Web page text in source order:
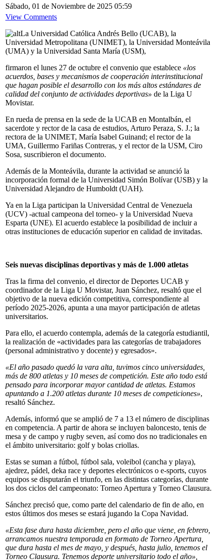
Sábado, 01 de Noviembre de 2025 05:59
View Comments
La Universidad Católica Andrés Bello (UCAB), la
Universidad Metropolitana (UNIMET), la Universidad Monteávila
(UMA) y la Universidad Santa María (USM),
firmaron el lunes 27 de octubre el convenio que establece «los
acuerdos, bases y mecanismos de cooperación interinstitucional
que hagan posible el desarrollo con los más altos estándares de
calidad del conjunto de actividades deportivas» de la Liga U
Movistar.
En rueda de prensa en la sede de la UCAB en Montalbán, el
sacerdote y rector de la casa de estudios, Arturo Peraza, S. J.; la
rectora de la UNIMET, María Isabel Guinand; el rector de la
UMA, Guillermo Fariñas Contreras, y el rector de la USM, Ciro
Sosa, suscribieron el documento.
Además de la Monteávila, durante la actividad se anunció la
incorporación formal de la Universidad Simón Bolívar (USB) y la
Universidad Alejandro de Humboldt (UAH).
Ya en la Liga participan la Universidad Central de Venezuela
(UCV) -actual campeona del torneo- y la Universidad Nueva
Esparta (UNE). El acuerdo establece la posibilidad de incluir a
otras instituciones de educación superior en calidad de invitadas.
Seis nuevas disciplinas deportivas y más de 1.000 atletas
Tras la firma del convenio, el director de Deportes UCAB y
coordinador de la Liga U Movistar, Juan Sánchez, resaltó que el
objetivo de la nueva edición competitiva, correspondiente al
período 2025-2026, apunta a una mayor participación de atletas
universitarios.
Para ello, el acuerdo contempla, además de la categoría estudiantil,
la realización de «actividades para las categorías de trabajadores
(personal administrativo y docente) y egresados».
«El año pasado quedó la vara alta, tuvimos cinco universidades,
más de 800 atletas y 10 meses de competición. Este año todo está
pensado para incorporar mayor cantidad de atletas. Estamos
apuntando a 1.200 atletas durante 10 meses de competiciones»,
resaltó Sánchez.
Además, informó que se amplió de 7 a 13 el número de disciplinas
en competencia. A partir de ahora se incluyen baloncesto, tenis de
mesa y de campo y rugby seven, así como dos no tradicionales en
el ámbito universitario: golf y bolas criollas.
Estas se suman a fútbol, fútbol sala, voleibol (cancha y playa),
ajedrez, pádel, deka race y deportes electrónicos o e-sports, cuyos
equipos se disputarán el triunfo, en las distintas categorías, durante
los dos ciclos del campeonato: Torneo Apertura y Torneo Clausura.
Sánchez precisó que, como parte del calendario de fin de año, en
estos últimos dos meses se estará jugando la Copa Navidad.
«Esta fase dura hasta diciembre, pero el año que viene, en febrero,
arrancamos nuestra temporada en formato de Torneo Apertura,
que dura hasta el mes de mayo, y después, hasta julio, tenemos el
Torneo Clausura. Tenemos deporte universitario todo el año»,